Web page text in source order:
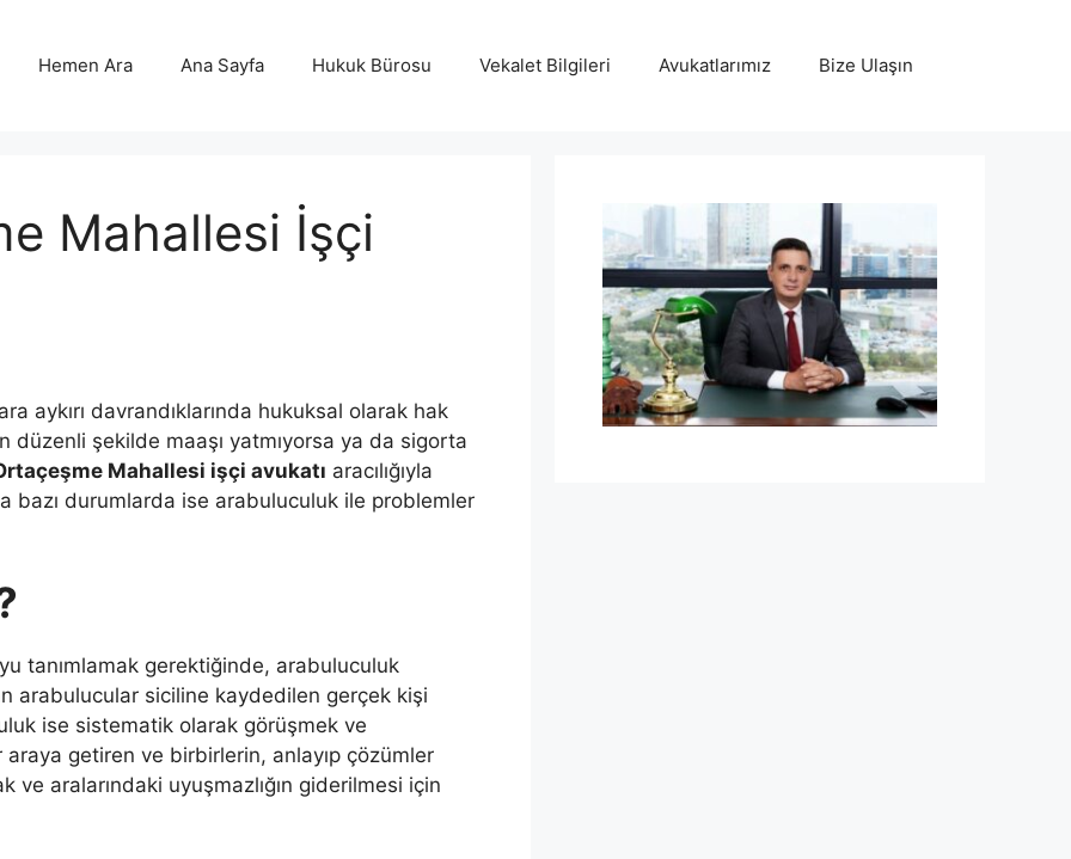
Hemen Ara Ana Sayfa Hukuk Bürosu Vekalet Bilgileri Avukatlarımız Bize Ulaşın
Mahallesi İşçi
aykırı davrandıklarında hukuksal olarak hak
düzenli şekilde maaşı yatmıyorsa ya da sigorta
Mahallesi işçi avukatı aracılığıyla
bazı durumlarda ise arabuluculuk ile problemler
tanımlamak gerektiğinde, arabuluculuk
arabulucular siciline kaydedilen gerçek kişi
ise sistematik olarak görüşmek ve
getiren ve birbirlerin, anlayıp çözümler
ve aralarındaki uyuşmazlığın giderilmesi için